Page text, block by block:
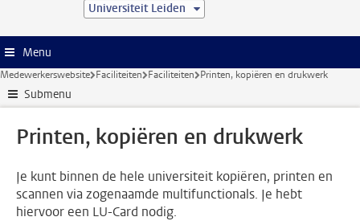
Universiteit Leiden
Menu
Medewerkerswebsite Faciliteiten Faciliteiten Printen, kopiëren en drukwerk
Submenu
Printen, kopiëren en drukwerk
Je kunt binnen de hele universiteit kopiëren, printen en
scannen via zogenaamde multifunctionals. Je hebt
hiervoor een LU-Card nodig.